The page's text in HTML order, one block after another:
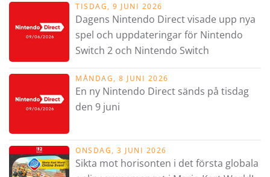
TISDAG, 9 JUNI 2026
Dagens Nintendo Direct visade upp nya
spel och uppdateringar för Nintendo
Switch 2 och Nintendo Switch
MÅNDAG, 8 JUNI 2026
En ny Nintendo Direct sänds på tisdag
den 9 juni
ONSDAG, 3 JUNI 2026
Sikta mot horisonten i det första globala